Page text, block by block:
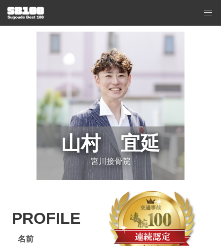
山村 宜延
宮川接骨院
PROFILE
名前